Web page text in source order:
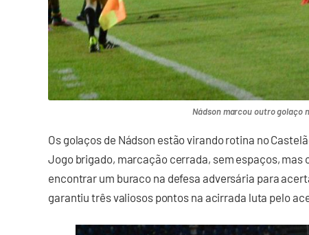
Nádson marcou outro golaço
Os golaços de Nádson estão virando rotina no
Jogo brigado, marcação cerrada, sem espaços, mas
encontrar um buraco na defesa adversária para
garantiu três valiosos pontos na acirrada luta pelo